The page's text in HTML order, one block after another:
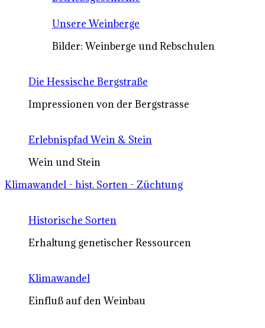
Unsere Weinberge
Bilder: Weinberge und Rebschulen
Die Hessische Bergstraße
Impressionen von der Bergstrasse
Erlebnispfad Wein & Stein
Wein und Stein
Klimawandel - hist. Sorten - Züchtung
Historische Sorten
Erhaltung genetischer Ressourcen
Klimawandel
Einfluß auf den Weinbau